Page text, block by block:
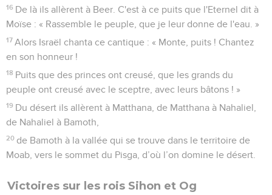
16 De là ils allèrent à Beer. C'est à ce puits que l'Eternel dit à
Moïse : « Rassemble le peuple, que je leur donne de l'eau. »
17 Alors Israël chanta ce cantique : « Monte, puits ! Chantez
en son honneur !
18 Puits que des princes ont creusé, que les grands du
peuple ont creusé avec le sceptre, avec leurs bâtons ! »
19 Du désert ils allèrent à Matthana, de Matthana à Nahaliel,
de Nahaliel à Bamoth,
20 de Bamoth à la vallée qui se trouve dans le territoire de
Moab, vers le sommet du Pisga, d’où l’on domine le désert.
Victoires sur les rois Sihon et Og